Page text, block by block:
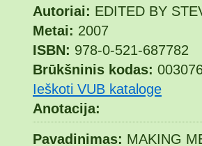
Autoriai: EDITED BY
Metai: 2007
ISBN: 978-0-521-687782
Brūkšninis kodas:
Ieškoti VUB kataloge
Anotacija:
Pavadinimas: MAKING